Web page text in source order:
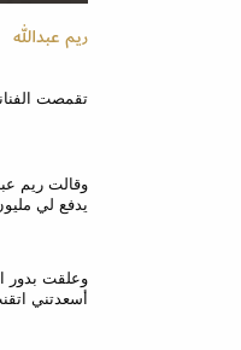
ريم عبدالله
تقمصت الفنانة
وقالت ريم
يدفع لي
وعلقت بدور
أسعدتني